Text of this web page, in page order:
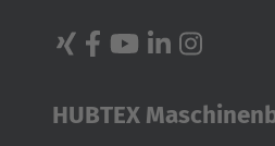
HUBTEX